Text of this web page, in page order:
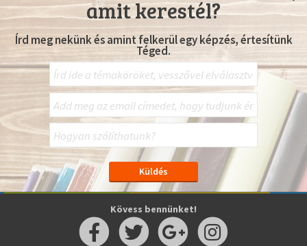
amit kerestél?
Írd meg nekünk és amint felkerül egy képzés, értesítünk
Téged.
Kövess bennünket!